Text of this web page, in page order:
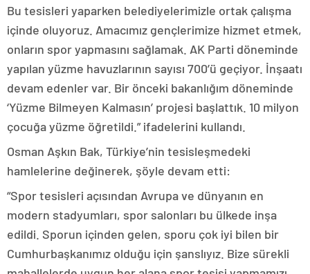
Bu tesisleri yaparken belediyelerimizle ortak çalışma
içinde oluyoruz. Amacımız gençlerimize hizmet etmek,
onların spor yapmasını sağlamak. AK Parti döneminde
yapılan yüzme havuzlarının sayısı 700’ü geçiyor. İnşaatı
devam edenler var. Bir önceki bakanlığım döneminde
‘Yüzme Bilmeyen Kalmasın’ projesi başlattık. 10 milyon
çocuğa yüzme öğretildi.” ifadelerini kullandı.
Osman Aşkın Bak, Türkiye’nin tesisleşmedeki
hamlelerine değinerek, şöyle devam etti:
“Spor tesisleri açısından Avrupa ve dünyanın en
modern stadyumları, spor salonları bu ülkede inşa
edildi. Sporun içinden gelen, sporu çok iyi bilen bir
Cumhurbaşkanımız olduğu için şanslıyız. Bize sürekli